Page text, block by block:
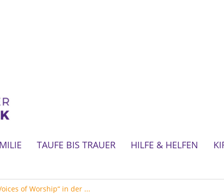
TAUFE BIS TRAUER HILFE & HELFEN
of Worship“ in der ...